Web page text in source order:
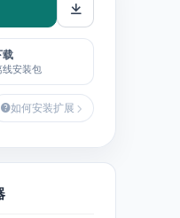
载
安装包
如何安装扩展